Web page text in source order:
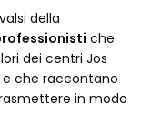
della
che
dei centri Jos
che raccontano
in modo